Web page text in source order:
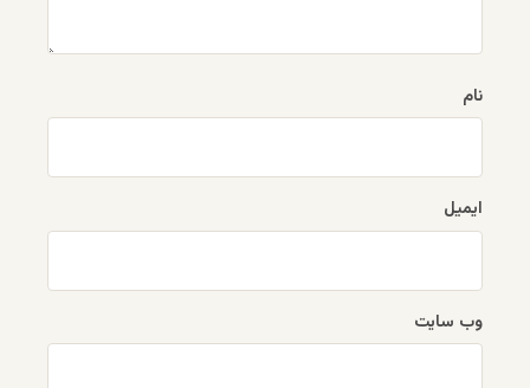
نام
ایمیل
وب‌ سایت